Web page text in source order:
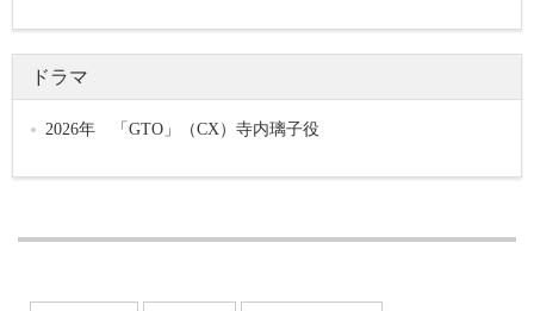
ドラマ
2026年 「GTO」（CX）寺内璃子役